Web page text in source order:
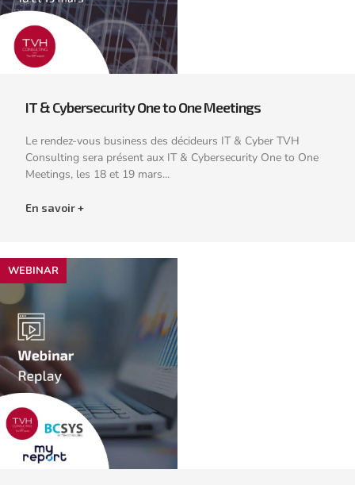
IT & Cybersecurity One to One Meetings
Le rendez-vous business des décideurs IT & Cyber TVH
Consulting sera présent aux IT & Cybersecurity One to One
Meetings, les 18 et 19 mars...
En savoir +
WEBINAR